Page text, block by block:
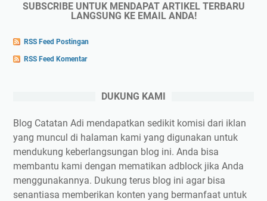
SUBSCRIBE UNTUK MENDAPAT ARTIKEL TERBARU
LANGSUNG KE EMAIL ANDA!
RSS Feed Postingan
RSS Feed Komentar
DUKUNG KAMI
Blog Catatan Adi mendapatkan sedikit komisi dari iklan
yang muncul di halaman kami yang digunakan untuk
mendukung keberlangsungan blog ini. Anda bisa
membantu kami dengan mematikan adblock jika Anda
menggunakannya. Dukung terus blog ini agar bisa
senantiasa memberikan konten yang bermanfaat untuk